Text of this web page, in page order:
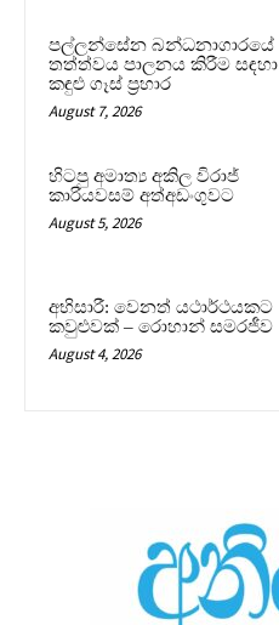
පල්ලන්සේන බන්ධනාගාරයේ
තත්ත්වය පාලනය කිරීම සඳහා
කඳුළු ගෑස් ප්‍රහාර
August 7, 2026
හිටපු අමාත්‍ය අකිල විරාජ්
කාරියවසම් අත්අඩංගුවට
August 5, 2026
අභිසාරී: වෙනත් යථාර්ථයකට
කවුළුවක් – රොහාන් සමරජීව
August 4, 2026